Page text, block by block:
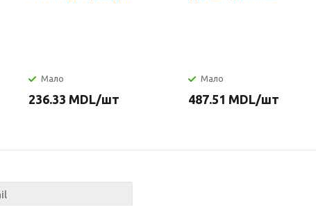
Мало
236.33 MDL/шт
Мало
487.51 MDL/шт